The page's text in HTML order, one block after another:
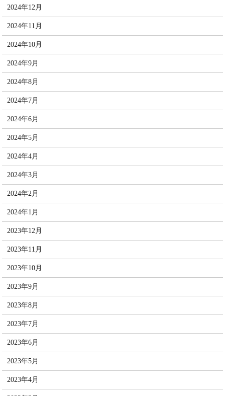
2024年12月
2024年11月
2024年10月
2024年9月
2024年8月
2024年7月
2024年6月
2024年5月
2024年4月
2024年3月
2024年2月
2024年1月
2023年12月
2023年11月
2023年10月
2023年9月
2023年8月
2023年7月
2023年6月
2023年5月
2023年4月